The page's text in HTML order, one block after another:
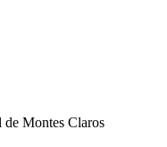
Montes Claros